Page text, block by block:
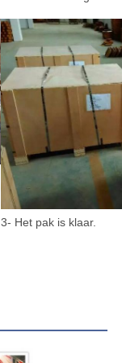
3- Het pak is klaar.